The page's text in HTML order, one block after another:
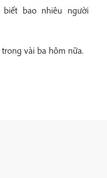
bao nhiêu người
vài ba hôm nữa.